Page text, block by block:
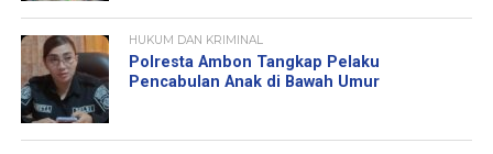
HUKUM DAN KRIMINAL
Polresta Ambon Tangkap Pelaku
Pencabulan Anak di Bawah Umur